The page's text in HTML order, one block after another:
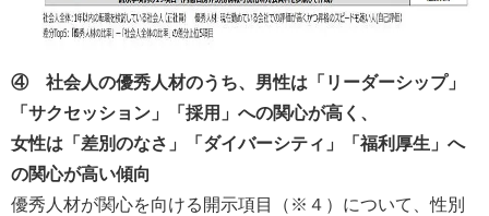
④ 社会人の優秀人材のうち、男性は「リーダーシップ」
「サクセッション」「採用」への関心が高く、
女性は「差別のなさ」「ダイバーシティ」「福利厚生」へ
の関心が高い傾向
優秀人材が関心を向ける開示項目（※４）について、性別